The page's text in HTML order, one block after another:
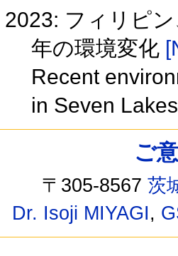
2023: フィリピ
年の環境変化
Recent
in Seven
ご
〒305-8567茨
Dr. Isoji MIYAGI,